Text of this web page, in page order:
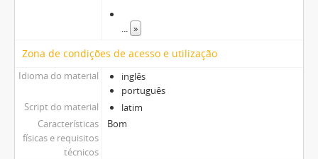
... »
Zona de condições de acesso e utilização
Idioma do material
inglês
português
Script do material
latim
Características
físicas e requisitos
técnicos
Bom